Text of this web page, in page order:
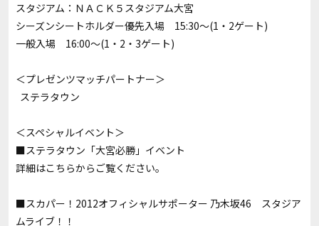
スタジアム：ＮＡＣＫ５スタジアム大宮
シーズンシートホルダー優先入場 15:30～(1・2ゲート)
一般入場 16:00～(1・2・3ゲート)
＜プレゼンツマッチパートナー＞
ステラタウン
＜スペシャルイベント＞
■ステラタウン「大宮必勝」イベント
詳細はこちらから ご覧ください。
■スカパー！2012オフィシャルサポーター 乃木坂46 スタジア
ムライブ！！